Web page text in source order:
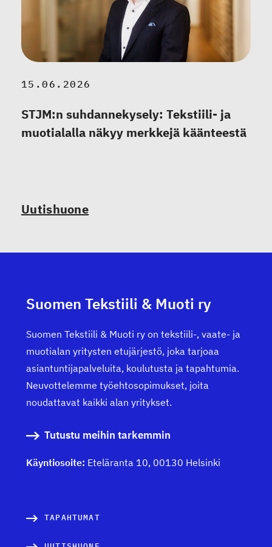
15.06.2026
STJM:n suhdannekysely: Tekstiili- ja
muotialalla näkyy merkkejä käänteestä
Uutishuone
Suomen Tekstiili & Muoti ry
Suomen Tekstiili & Muoti ry on tekstiili-, vaate- ja
muotialan yritysten etujärjestö, joka tarjoaa
asiantuntijapalveluita, koulutusta ja tapahtumia.
Neuvottelemme työehtosopimukset, joita
noudattavat kaikki alan yritykset.
Tutustu meihin tarkemmin
Käyntiosoite: Eteläranta 10, 00130 Helsinki
TAPAHTUMAT